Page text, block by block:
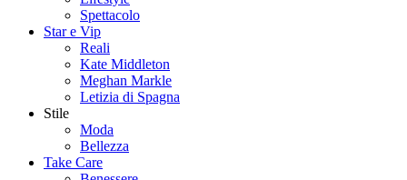
Spettacolo
Star e Vip
Reali
Kate Middleton
Meghan Markle
Letizia di Spagna
Stile
Moda
Bellezza
Take Care